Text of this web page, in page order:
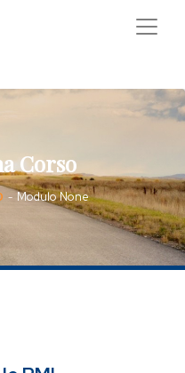
Corso
- Modulo None